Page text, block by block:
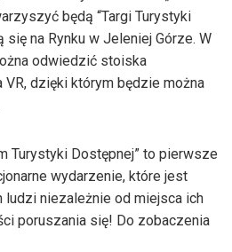
będą “Targi Turystyki
się na Rynku w Jeleniej Górze. W
odwiedzić stoiska
dzięki którym będzie można
Turystyki Dostępnej” to pierwsze
wydarzenie, które jest
niezależnie od miejsca ich
poruszania się! Do zobaczenia